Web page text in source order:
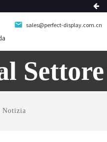
sales@perfect-display.com.cn
Settore
Notizia